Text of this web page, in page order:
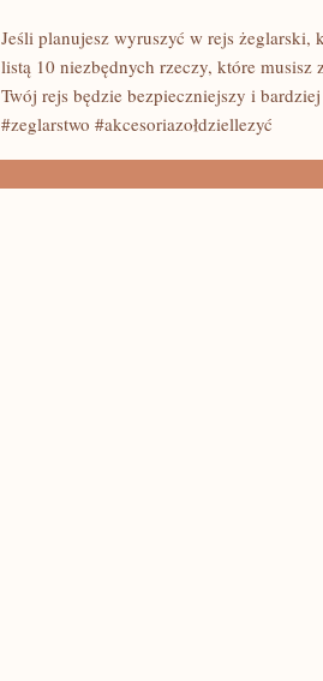
Jeśli planujesz wyruszyć w rejs żeglarski,
listą 10 niezbędnych rzeczy, które musisz
Twój rejs będzie bezpieczniejszy i
#zeglarstwo #akcesoriazołdziellezyć